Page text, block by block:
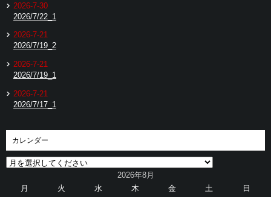
2026-7-30
2026/7/22_1
2026-7-21
2026/7/19_2
2026-7-21
2026/7/19_1
2026-7-21
2026/7/17_1
カレンダー
2026年8月
月
火 水 木 金 土 日